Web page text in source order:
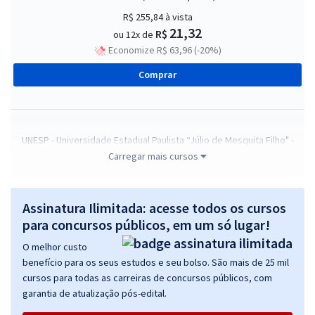
R$ 255,84à vista
ou 12x de R$ 21,32
Economize R$ 63,96 (-20%)
Comprar
UNESP - Universidade Estadual Paulista “Júlio de Mesquita Filho" -
Conhecimentos Gerais para Todos os Cargos (Pré-edital)
21,99
Economize R$ 65,96 (-20%)
Comprar
UNESP - Universidade Estadual Paulista ''Júlio de Mesquita Filho'' -
Carregar mais cursos
Assinatura Ilimitada: acesse todos os cursos
para concursos públicos, em um só lugar!
O melhor custo
benefício para os seus estudos e seu bolso. São mais de 25 mil
cursos para todas as carreiras de concursos públicos, com
garantia de atualização pós-edital.